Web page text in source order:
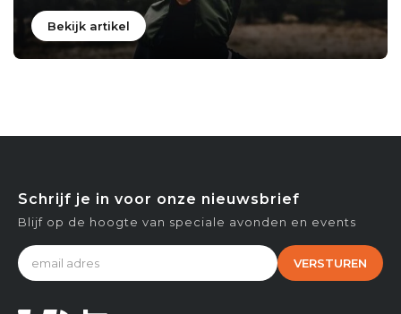
Bekijk artikel
Schrijf je in voor onze nieuwsbrief
Blijf op de hoogte van speciale avonden en events
VERSTUREN